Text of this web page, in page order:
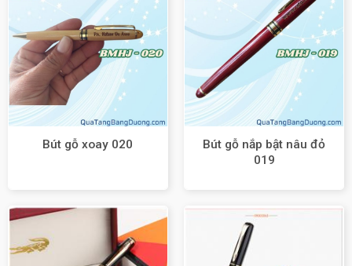
Bút gỗ xoay 020
Bút gỗ nắp bật nâu đỏ
019